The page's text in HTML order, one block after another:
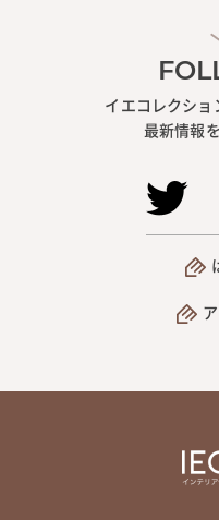
イエコレクショ
最新情報